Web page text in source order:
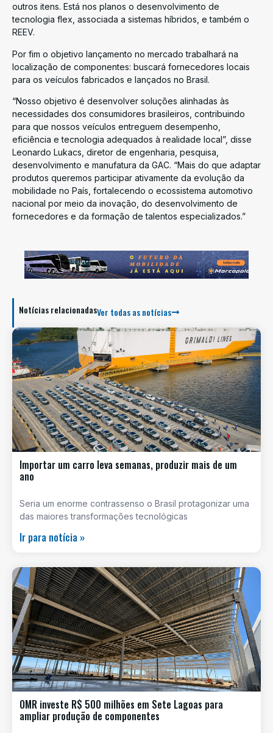
outros itens. Está nos planos o desenvolvimento de
tecnologia flex, associada a sistemas híbridos, e também o
REEV.
Por fim o objetivo lançamento no mercado trabalhará na
localização de componentes: buscará fornecedores locais
para os veículos fabricados e lançados no Brasil.
“Nosso objetivo é desenvolver soluções alinhadas às
necessidades dos consumidores brasileiros, contribuindo
para que nossos veículos entreguem desempenho,
eficiência e tecnologia adequados à realidade local”, disse
Leonardo Lukacs, diretor de engenharia, pesquisa,
desenvolvimento e manufatura da GAC. “Mais do que adaptar
produtos queremos participar ativamente da evolução da
mobilidade no País, fortalecendo o ecossistema automotivo
nacional por meio da inovação, do desenvolvimento de
fornecedores e da formação de talentos especializados.”
Notícias relacionadasVer todas as notícias
Importar um carro leva semanas, produzir mais de um
ano
Seria um enorme contrassenso o Brasil protagonizar uma
das maiores transformações tecnológicas
Ir para notícia »
OMR investe R$ 500 milhões em Sete Lagoas para
ampliar produção de componentes